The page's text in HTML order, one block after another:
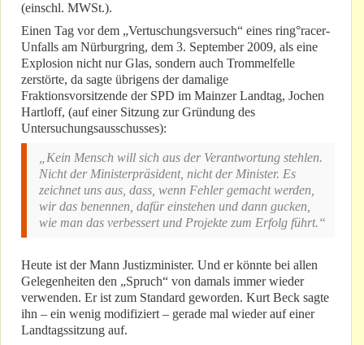
(einschl. MWSt.).
Einen Tag vor dem „Vertuschungsversuch“ eines ring°racer-
Unfalls am Nürburgring, dem 3. September 2009, als eine
Explosion nicht nur Glas, sondern auch Trommelfelle
zerstörte, da sagte übrigens der damalige
Fraktionsvorsitzende der SPD im Mainzer Landtag, Jochen
Hartloff, (auf einer Sitzung zur Gründung des
Untersuchungsausschusses):
„Kein Mensch will sich aus der Verantwortung stehlen.
Nicht der Ministerpräsident, nicht der Minister. Es
zeichnet uns aus, dass, wenn Fehler gemacht werden,
wir das benennen, dafür einstehen und dann gucken,
wie man das verbessert und Projekte zum Erfolg führt.“
Heute ist der Mann Justizminister. Und er könnte bei allen
Gelegenheiten den „Spruch“ von damals immer wieder
verwenden. Er ist zum Standard geworden. Kurt Beck sagte
ihn – ein wenig modifiziert – gerade mal wieder auf einer
Landtagssitzung auf.